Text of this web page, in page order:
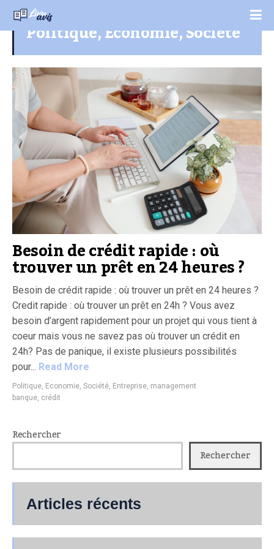
Politique, Economie, Société
Besoin de crédit rapide : où
trouver un prêt en 24 heures ?
Besoin de crédit rapide : où trouver un prêt en 24 heures ?
Credit rapide : où trouver un prêt en 24h ? Vous avez
besoin d’argent rapidement pour un projet qui vous tient à
coeur mais vous ne savez pas où trouver un crédit en
24h? Pas de panique, il existe plusieurs possibilités
pour... Read More
Politique, Economie, Société, Entreprise, management
banque, crédit
Rechercher
Rechercher
Articles récents